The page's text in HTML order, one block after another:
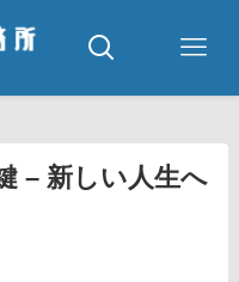
– 新しい人生へ